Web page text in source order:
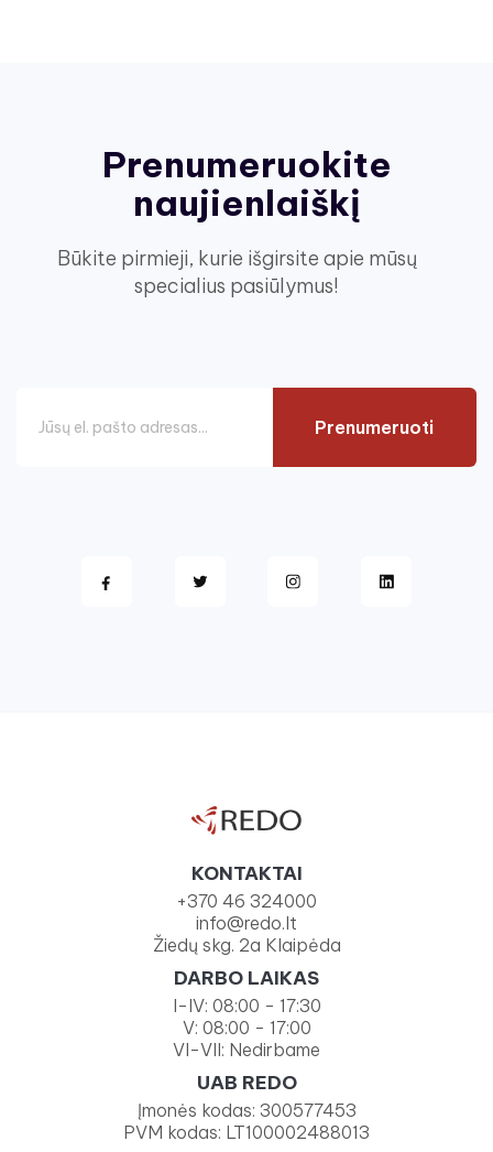
Prenumeruokite
naujienlaiškį
Būkite pirmieji, kurie išgirsite apie mūsų
specialius pasiūlymus!
Prenumeruoti
KONTAKTAI
+370 46 324000
info@redo.lt
Žiedų skg. 2a Klaipėda
DARBO LAIKAS
I-IV: 08:00 - 17:30
V: 08:00 - 17:00
VI-VII: Nedirbame
UAB REDO
Įmonės kodas: 300577453
PVM kodas: LT100002488013